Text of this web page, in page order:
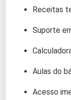
Receitas
Suporte
Aulas do
Acesso